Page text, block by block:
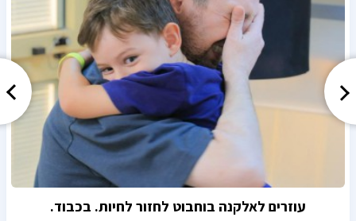
עוזרים לאלקנה בוחבוט לחזור לחיות. בכבוד.